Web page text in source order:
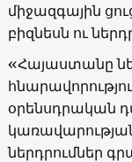
միջազգային
բիզնեսն ու
«Հայաստանը
օրենսդրական
ներդրումներ